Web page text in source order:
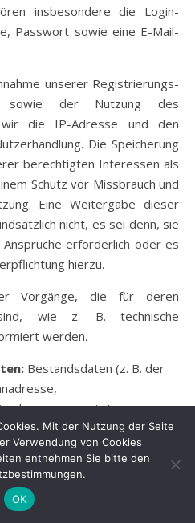
insbesondere die Login-
Passwort sowie eine E-Mail-
unserer Registrierungs-
sowie der Nutzung des
wir die IP-Adresse und den
Die Speicherung
berechtigten Interessen als
Schutz vor Missbrauch und
Eine Weitergabe dieser
nicht, es sei denn, sie
erforderlich oder es
hierzu.
Vorgänge, die für deren
wie z. B. technische
werden.
Bestandsdaten (z. B. der
etc.);
und E-Mail-Adressen oder
(z. B. textliche oder
Beiträge sowie die sie
wie z. B. Angaben zur
der Erstellung);
Mit der Nutzung der Seite
Verwendung von Cookies
entnehmen Sie bitte den
OK